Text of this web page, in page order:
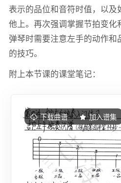
表示的品位和音符时值，以
他上。再次强调掌握节拍变化
弹琴时需要注意左手的动作
的技巧。
附上本节课的课堂笔记：
下载曲谱 加入谱集